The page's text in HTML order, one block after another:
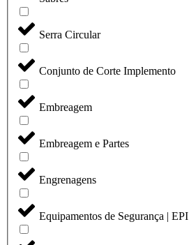
Serra Circular
Conjunto de Corte Implemento
Embreagem
Embreagem e Partes
Engrenagens
Equipamentos de Segurança | EPI